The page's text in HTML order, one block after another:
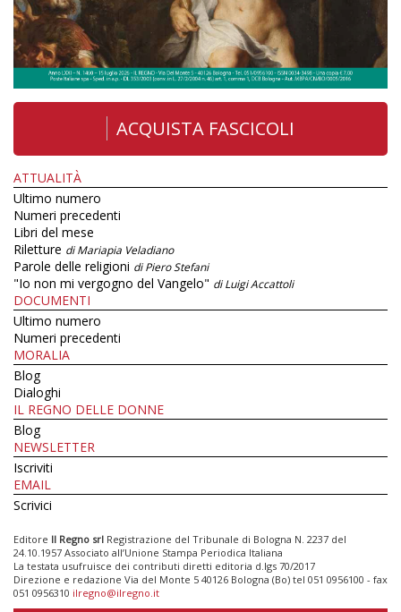
ACQUISTA FASCICOLI
ATTUALITÀ
Ultimo numero
Numeri precedenti
Libri del mese
Riletture di Mariapia Veladiano
Parole delle religioni di Piero Stefani
"Io non mi vergogno del Vangelo" di Luigi Accattoli
DOCUMENTI
Ultimo numero
Numeri precedenti
MORALIA
Blog
Dialoghi
IL REGNO DELLE DONNE
Blog
NEWSLETTER
Iscriviti
EMAIL
Scrivici
Editore Il Regno srl Registrazione del Tribunale di Bologna N. 2237 del
24.10.1957 Associato all’Unione Stampa Periodica Italiana
La testata usufruisce dei contributi diretti editoria d.lgs 70/2017
Direzione e redazione Via del Monte 5 40126 Bologna (Bo) tel 051 0956100 - fax
051 0956310 ilregno@ilregno.it